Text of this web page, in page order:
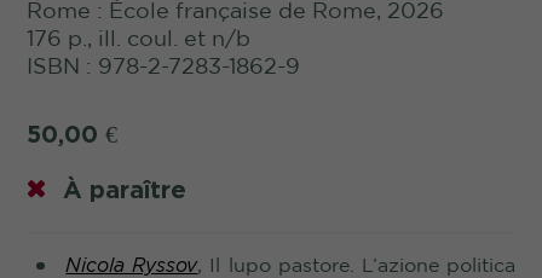
Rome : École française de Rome, 2026
176 p., ill. coul. et n/b
ISBN : 978-2-7283-1862-9
50,00 €
À paraître
Nicola Ryssov, Il lupo pastore. L’azione politica